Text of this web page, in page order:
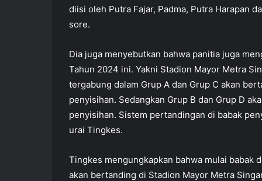
diisi oleh Putra Fajar, Padma, Putra Harapan
sore.
Dia juga menyebutkan bahwa panitia juga
Tahun 2024 ini. Yakni Stadion Mayor Metra
tergabung dalam Grup A dan Grup C akan
penyisihan. Sedangkan Grup B dan Grup D
penyisihan. Sistem pertandingan di babak
urai Tingkes.
Tingkes mengungkapkan bahwa mulai babak
akan bertanding di Stadion Mayor Metra